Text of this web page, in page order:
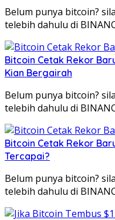
Belum punya bitcoin?
telebih dahulu di
Bitcoin Cetak Rekor
Kian Bergairah
Belum punya bitcoin?
telebih dahulu di
Bitcoin Cetak Rekor
Tercapai?
Belum punya bitcoin?
telebih dahulu di